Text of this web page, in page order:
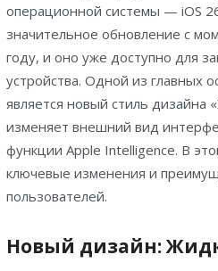
операционной системы — iOS
значительное обновление с
году, и оно уже доступно для
устройства. Одной из главных
является новый стиль дизайна
изменяет внешний вид
функции Apple Intelligence. В
ключевые изменения и
пользователей.
Новый дизайн: